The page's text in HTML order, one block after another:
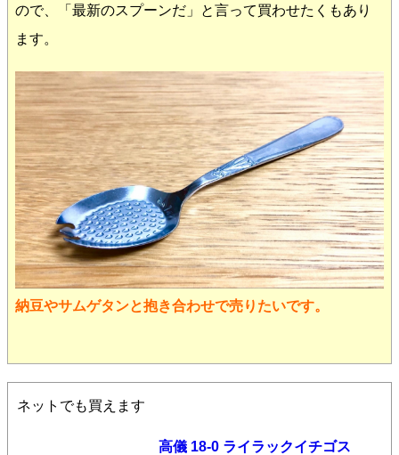
ので、「最新のスプーンだ」と言って買わせたくもあり
ます。
納豆やサムゲタンと抱き合わせで売りたいです。
ネットでも買えます
高儀 18-0 ライラックイチゴス